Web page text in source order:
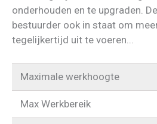
onderhouden en te upgraden.
bestuurder ook in staat om
tegelijkertijd uit te voeren...
Maximale werkhoogte
Max Werkbereik